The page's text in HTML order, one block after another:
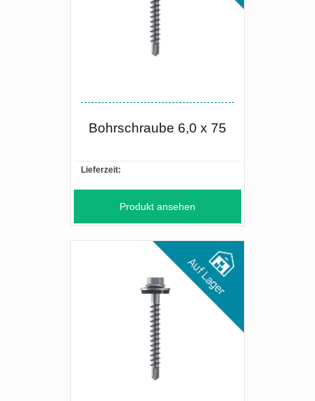
Bohrschraube 6,0 x 75
Lieferzeit:
Produkt ansehen